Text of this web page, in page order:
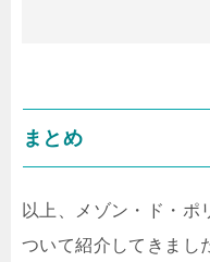
まとめ
以上、メゾン・ド・ポ
ついて紹介してきまし